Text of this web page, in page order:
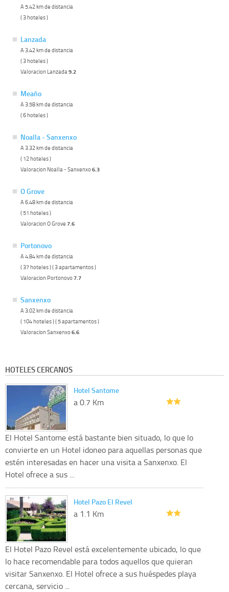
A 5.42 km de distancia
( 3 hoteles )
Lanzada
A 3.42 km de distancia
( 3 hoteles )
Valoracion Lanzada 9.2
Meaño
A 3.58 km de distancia
( 6 hoteles )
Noalla - Sanxenxo
A 3.32 km de distancia
( 12 hoteles )
Valoracion Noalla - Sanxenxo6.3
O Grove
A 6.48 km de distancia
( 51 hoteles )
Valoracion O Grove 7.6
Portonovo
A 4.84 km de distancia
( 37 hoteles ) ( 3 apartamentos )
Valoracion Portonovo7.7
Sanxenxo
A 3.02 km de distancia
( 104 hoteles ) ( 5 apartamentos )
Valoracion Sanxenxo6.6
HOTELES CERCANOS
Hotel Santome
a 0.7 Km
El Hotel Santome está bastante bien situado, lo que lo
convierte en un Hotel idoneo para aquellas personas que
estén interesadas en hacer una visita a Sanxenxo. El
Hotel ofrece a sus ...
Hotel Pazo El Revel
a 1.1 Km
El Hotel Pazo Revel está excelentemente ubicado, lo que
lo hace recomendable para todos aquellos que quieran
visitar Sanxenxo. El Hotel ofrece a sus huéspedes playa
cercana, servicio ...